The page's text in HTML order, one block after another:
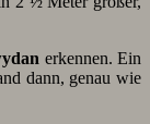
erkennen. Ein
dann, genau wie